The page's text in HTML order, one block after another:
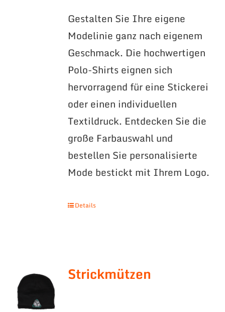
Gestalten Sie Ihre eigene
Modelinie ganz nach eigenem
Geschmack. Die hochwertigen
Polo-Shirts eignen sich
hervorragend für eine Stickerei
oder einen individuellen
Textildruck. Entdecken Sie die
große Farbauswahl und
bestellen Sie personalisierte
Mode bestickt mit Ihrem Logo.
Details
Strickmützen